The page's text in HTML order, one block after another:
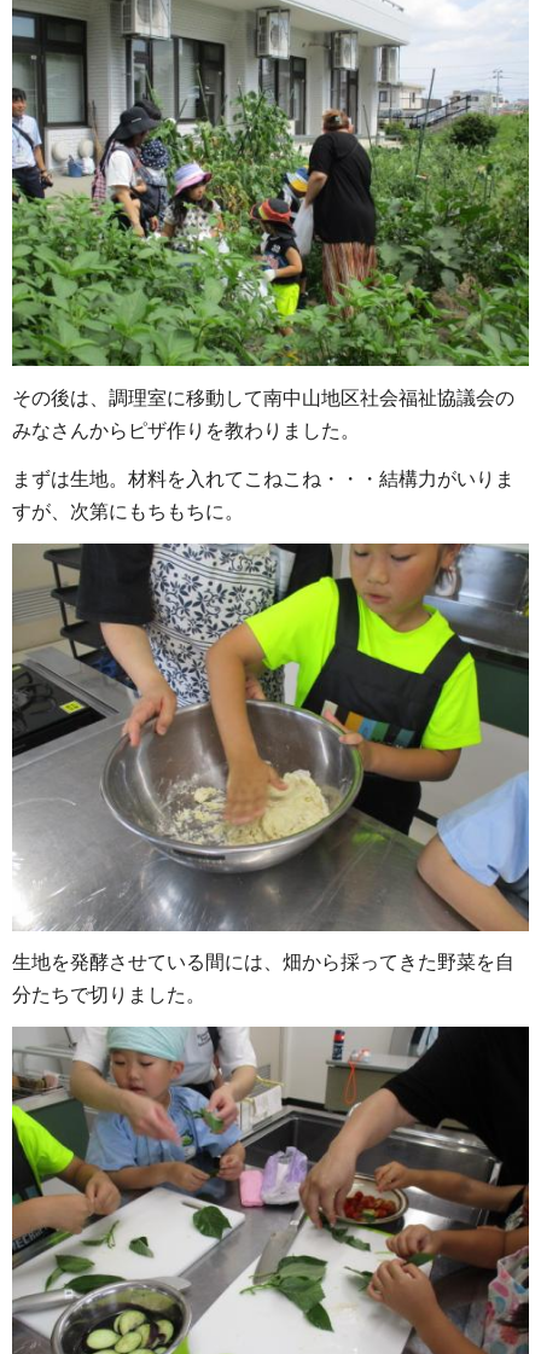
その後は、調理室に移動して南中山地区社会福祉協議会の
みなさんからピザ作りを教わりました。
まずは生地。材料を入れてこねこね・・・結構力がいりま
すが、次第にもちもちに。
生地を発酵させている間には、畑から採ってきた野菜を自
分たちで切りました。